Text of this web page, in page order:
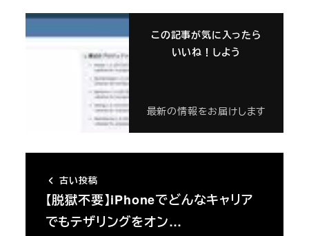
この記事が気に入ったら
いいね！しよう
最新の情報をお届けします
古い投稿
【脱獄不要】iPhoneでどんなキャリア
でもテザリングをオン…